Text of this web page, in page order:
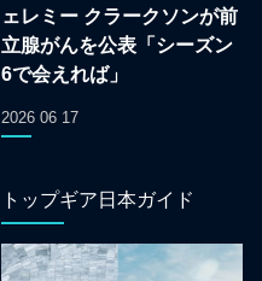
ェレミー クラークソンが前
立腺がんを公表「シーズン
6で会えれば」
2026 06 17
トップギア日本ガイド